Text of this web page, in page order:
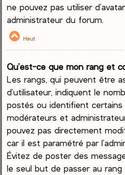
ne pouvez pas utiliser
administrateur du forum.
Haut
Qu’est-ce que mon rang et
Les rangs, qui peuvent être
d’utilisateur, indiquent le
postés ou identifient
modérateurs et
pouvez pas directement
car il est paramétré par
Évitez de poster des
le seul but de passer au rang